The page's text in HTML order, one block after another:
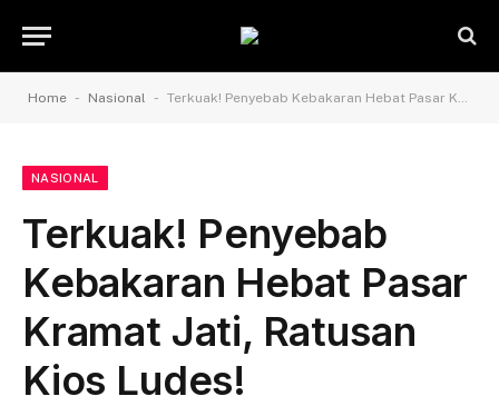
Home - Nasional - Terkuak! Penyebab Kebakaran Hebat Pasar Kramat Jati, Ratusan Kios Ludes!
NASIONAL
Terkuak! Penyebab
Kebakaran Hebat Pasar
Kramat Jati, Ratusan
Kios Ludes!